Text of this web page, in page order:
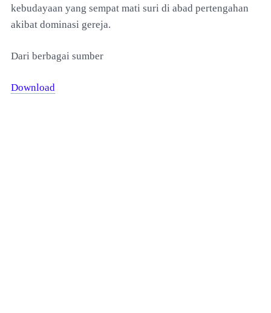
kebudayaan yang sempat mati suri di abad pertengahan
akibat dominasi gereja.
Dari berbagai sumber
Download